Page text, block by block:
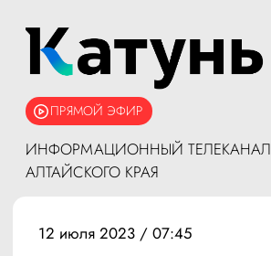
ПРЯМОЙ ЭФИР
ИНФОРМАЦИОННЫЙ ТЕЛЕКАНАЛ
АЛТАЙСКОГО КРАЯ
12 июля 2023 / 07:45